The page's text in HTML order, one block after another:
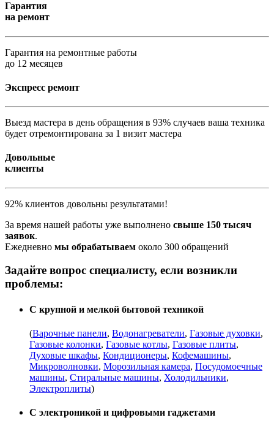
Гарантия
на ремонт
Гарантия на ремонтные работы
до 12 месяцев
Экспресс ремонт
Выезд мастера в день обращения в 93% случаев ваша техника
будет отремонтирована за 1 визит мастера
Довольные
клиенты
92% клиентов довольны результатами!
За время нашей работы уже выполнено свыше 150 тысяч
заявок.
Ежедневно мы обрабатываем около 300 обращений
Задайте вопрос специалисту, если возникли
проблемы:
С крупной и мелкой бытовой техникой
(Варочные панели, Водонагреватели, Газовые духовки,
Газовые колонки, Газовые котлы, Газовые плиты,
Духовые шкафы, Кондиционеры, Кофемашины,
Микроволновки, Морозильная камера, Посудомоечные
машины, Стиральные машины, Холодильники,
Электроплиты)
С электроникой и цифровыми гаджетами